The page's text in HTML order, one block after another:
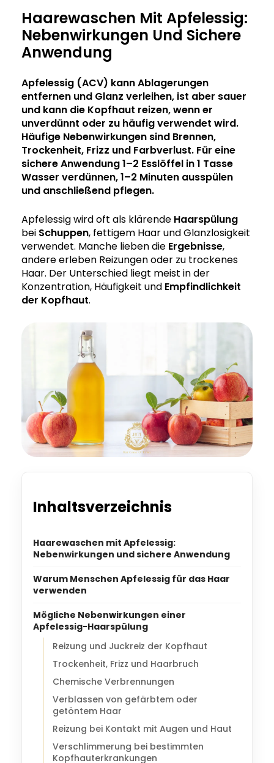
Haarewaschen Mit Apfelessig:
Nebenwirkungen Und Sichere
Anwendung
Apfelessig (ACV) kann Ablagerungen
entfernen und Glanz verleihen, ist aber sauer
und kann die Kopfhaut reizen, wenn er
unverdünnt oder zu häufigverwendet wird.
Häufige Nebenwirkungen sind Brennen,
Trockenheit, Frizz und Farbverlust. Für eine
sichere Anwendung 1–2 Esslöffel in 1 Tasse
Wasser verdünnen, 1–2 Minuten ausspülen
und anschließend pflegen.
Apfelessig wird oft als klärende Haarspülung
bei Schuppen, fettigem Haar und Glanzlosigkeit
verwendet. Manche lieben die Ergebnisse,
andere erleben Reizungen oder zu trockenes
Haar. Der Unterschied liegt meist in der
Konzentration, Häufigkeit und Empfindlichkeit
der Kopfhaut.
Inhaltsverzeichnis
Haarewaschen mit Apfelessig:
Nebenwirkungen und sichere Anwendung
Warum Menschen Apfelessig für das Haar
verwenden
Mögliche Nebenwirkungen einer
Apfelessig-Haarspülung
Reizung und Juckreiz der Kopfhaut
Trockenheit, Frizz und Haarbruch
Chemische Verbrennungen
Verblassen von gefärbtem oder
getöntem Haar
Reizung bei Kontakt mit Augen und Haut
Verschlimmerung bei bestimmten
Kopfhauterkrankungen